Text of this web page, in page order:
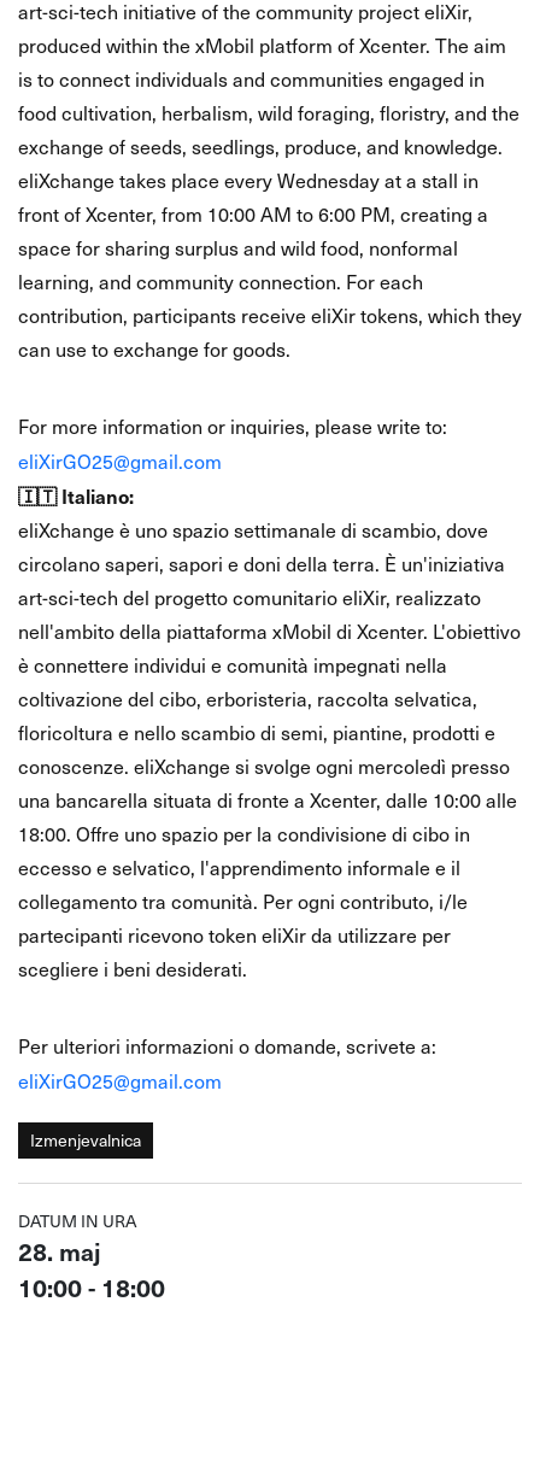
art-sci-tech initiative of the community project eliXir,
produced within the xMobil platform of Xcenter. The aim
is to connect individuals and communities engaged in
food cultivation, herbalism, wild foraging, floristry, and the
exchange of seeds, seedlings, produce, and knowledge.
eliXchange takes place every Wednesday at a stall in
front of Xcenter, from 10:00 AM to 6:00 PM, creating a
space for sharing surplus and wild food, nonformal
learning, and community connection. For each
contribution, participants receive eliXir tokens, which they
can use to exchange for goods.
For more information or inquiries, please write to:
eliXirGO25@gmail.com
🇮🇹 Italiano:
eliXchange è uno spazio settimanale di scambio, dove
circolano saperi, sapori e doni della terra. È un'iniziativa
art-sci-tech del progetto comunitario eliXir, realizzato
nell'ambito della piattaforma xMobil di Xcenter. L'obiettivo
è connettere individui e comunità impegnati nella
coltivazione del cibo, erboristeria, raccolta selvatica,
floricoltura e nello scambio di semi, piantine, prodotti e
conoscenze. eliXchange si svolge ogni mercoledì presso
una bancarella situata di fronte a Xcenter, dalle 10:00 alle
18:00. Offre uno spazio per la condivisione di cibo in
eccesso e selvatico, l'apprendimento informale e il
collegamento tra comunità. Per ogni contributo, i/le
partecipanti ricevono token eliXir da utilizzare per
scegliere i beni desiderati.
Per ulteriori informazioni o domande, scrivete a:
eliXirGO25@gmail.com
Izmenjevalnica
DATUM IN URA
28. maj
10:00 - 18:00